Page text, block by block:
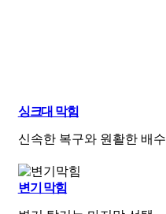
싱크대 막힘
신속한 복구와 원활한 배수
변기 막힘